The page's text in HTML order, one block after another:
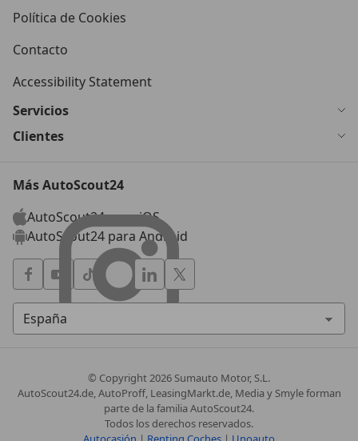
Política de Cookies
Contacto
Accessibility Statement
Servicios
Clientes
Más AutoScout24
AutoScout24 para iOS
AutoScout24 para Android
© Copyright2026 Sumauto Motor, S.L.
AutoScout24.de, AutoProff, LeasingMarkt.de, Media y Smyle forman
parte de la familia AutoScout24.
Todos los derechos reservados.